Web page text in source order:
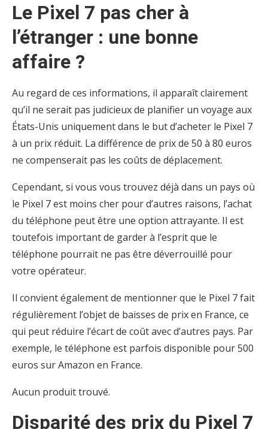
Le Pixel 7 pas cher à
l’étranger : une bonne
affaire ?
Au regard de ces informations, il apparaît clairement
qu’il ne serait pas judicieux de planifier un voyage aux
États-Unis uniquement dans le but d’acheter le Pixel 7
à un prix réduit. La différence de prix de 50 à 80 euros
ne compenserait pas les coûts de déplacement.
Cependant, si vous vous trouvez déjà dans un pays où
le Pixel 7 est moins cher pour d’autres raisons, l’achat
du téléphone peut être une option attrayante. Il est
toutefois important de garder à l’esprit que le
téléphone pourrait ne pas être déverrouillé pour
votre opérateur.
Il convient également de mentionner que le Pixel 7 fait
régulièrement l’objet de baisses de prix en France, ce
qui peut réduire l’écart de coût avec d’autres pays. Par
exemple, le téléphone est parfois disponible pour 500
euros sur Amazon en France.
Aucun produit trouvé.
Disparité des prix du Pixel 7